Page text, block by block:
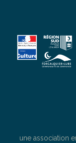
une association